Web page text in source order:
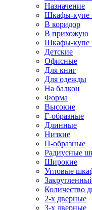
Назначение
Шкафы-купе
В коридор
В прихожую
Шкафы-купе
Детские
Офисные
Для книг
Для одежды
На балкон
Форма
Высокие
Г-образные
Длинные
Низкие
П-образные
Радиусные
Широкие
Угловые
Количество
2-х дверные
3-х дверные